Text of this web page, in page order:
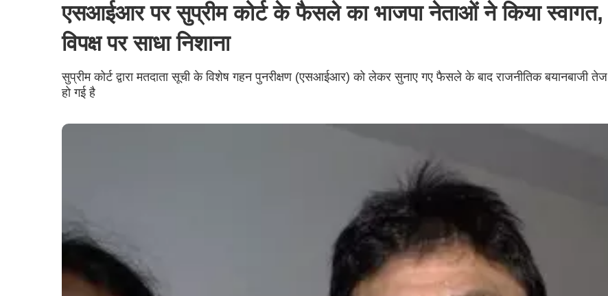
एसआईआर पर सुप्रीम कोर्ट के फैसले का भाजपा नेताओं ने किया स्वागत,
विपक्ष पर साधा निशाना
सुप्रीम कोर्ट द्वारा मतदाता सूची के विशेष गहन पुनरीक्षण (एसआईआर) को लेकर सुनाए गए फैसले के बाद राजनीतिक बयानबाजी तेज
हो गई है